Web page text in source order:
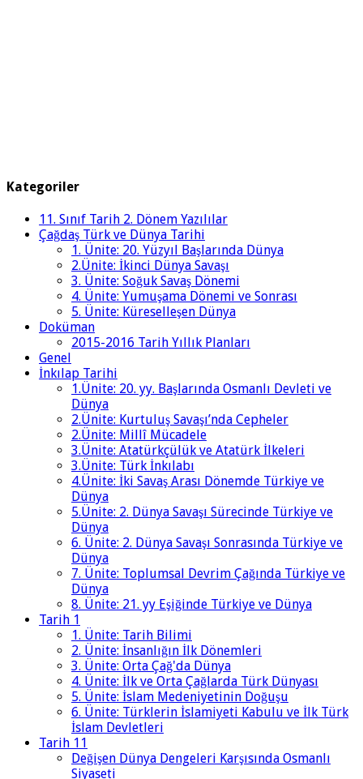
Kategoriler
11. Sınıf Tarih 2. Dönem Yazılılar
Çağdaş Türk ve Dünya Tarihi
1. Ünite: 20. Yüzyıl Başlarında Dünya
2.Ünite: İkinci Dünya Savaşı
3. Ünite: Soğuk Savaş Dönemi
4. Ünite: Yumuşama Dönemi ve Sonrası
5. Ünite: Küreselleşen Dünya
Doküman
2015-2016 Tarih Yıllık Planları
Genel
İnkılap Tarihi
1.Ünite: 20. yy. Başlarında Osmanlı Devleti ve
Dünya
2.Ünite: Kurtuluş Savaşı’nda Cepheler
2.Ünite: Millî Mücadele
3.Ünite: Atatürkçülük ve Atatürk İlkeleri
3.Ünite: Türk İnkılabı
4.Ünite: İki Savaş Arası Dönemde Türkiye ve
Dünya
5.Ünite: 2. Dünya Savaşı Sürecinde Türkiye ve
Dünya
6. Ünite: 2. Dünya Savaşı Sonrasında Türkiye ve
Dünya
7. Ünite: Toplumsal Devrim Çağında Türkiye ve
Dünya
8. Ünite: 21. yy Eşiğinde Türkiye ve Dünya
Tarih 1
1. Ünite: Tarih Bilimi
2. Ünite: İnsanlığın İlk Dönemleri
3. Ünite: Orta Çağ'da Dünya
4. Ünite: İlk ve Orta Çağlarda Türk Dünyası
5. Ünite: İslam Medeniyetinin Doğuşu
6. Ünite: Türklerin İslamiyeti Kabulu ve İlk Türk
İslam Devletleri
Tarih 11
Değişen Dünya Dengeleri Karşısında Osmanlı
Siyaseti